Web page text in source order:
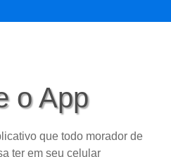
o App
que todo morador de
ter em seu celular